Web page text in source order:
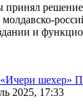
решение
и
2025, 17:33